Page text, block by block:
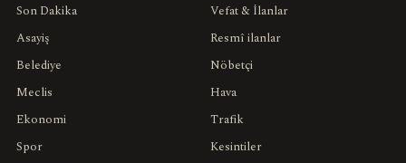
Son Dakika
Asayiş
Belediye
Meclis
Ekonomi
Spor
Vefat & İlanlar
Resmî ilanlar
Nöbetçi
Hava
Trafik
Kesintiler